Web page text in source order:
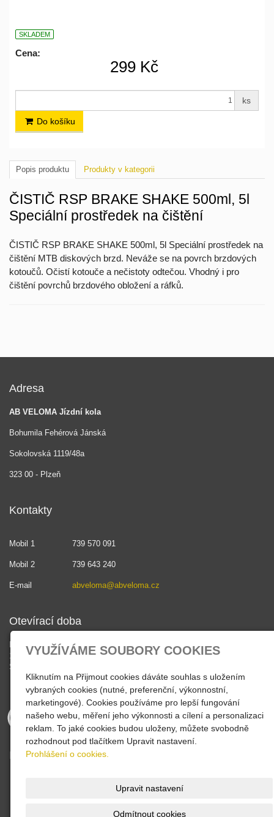
SKLADEM
Cena:
299 Kč
ks
Do košíku
Popis produktu Produkty v kategorii
ČISTIČ RSP BRAKE SHAKE 500ml, 5l
Speciální prostředek na čištění
ČISTIČ RSP BRAKE SHAKE 500ml, 5l Speciální prostředek na
čištění MTB diskových brzd. Neváže se na povrch brzdových
kotoučů. Očistí kotouče a nečistoty odtečou. Vhodný i pro
čištění povrchů brzdového obložení a ráfků.
Adresa
AB VELOMA Jízdní kola
Bohumila Fehérová Jánská
Sokolovská 1119/48a
323 00 - Plzeň
Kontakty
Mobil 1 739 570 091
Mobil 2 739 643 240
E-mail abveloma@abveloma.cz
Otevírací doba
PO - PÁ
10:30 - 18:00
SO , NE - zavřeno
INFORMACE
Ochrana osobních údajů
VYUŽÍVÁME SOUBORY COOKIES
Kliknutím na Přijmout cookies dáváte souhlas s uložením
vybraných cookies (nutné, preferenční, výkonnostní,
marketingové). Cookies používáme pro lepší fungování
našeho webu, měření jeho výkonnosti a cílení a personalizaci
reklam. To jaké cookies budou uloženy, můžete svobodně
rozhodnout pod tlačítkem Upravit nastavení.
Prohlášení o cookies.
Upravit nastavení
Odmítnout cookies